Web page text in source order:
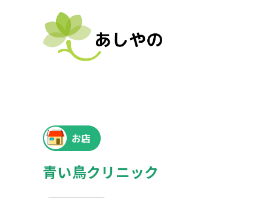
お店
青い鳥クリニック